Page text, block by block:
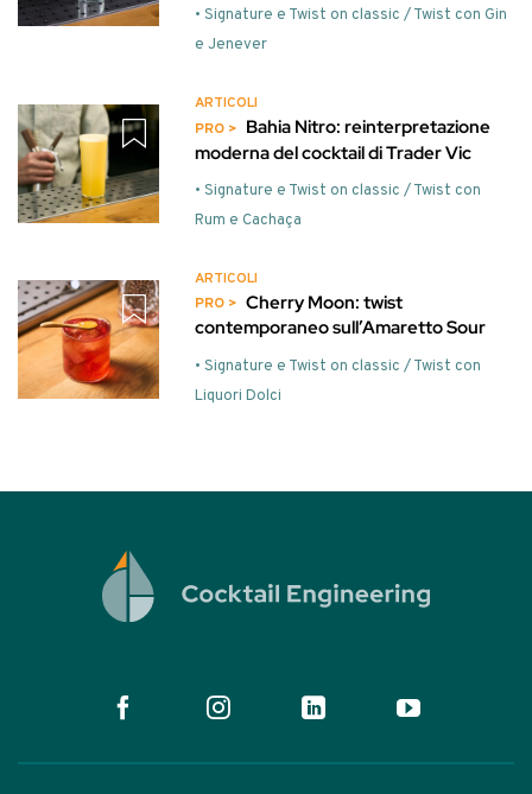
• Signature e Twist on classic / Twist con Gin
e Jenever
ARTICOLI
Bahia Nitro: reinterpretazione
moderna del cocktail di Trader Vic
• Signature e Twist on classic / Twist con
Rum e Cachaça
ARTICOLI
Cherry Moon: twist
contemporaneo sull’Amaretto Sour
• Signature e Twist on classic / Twist con
Liquori Dolci